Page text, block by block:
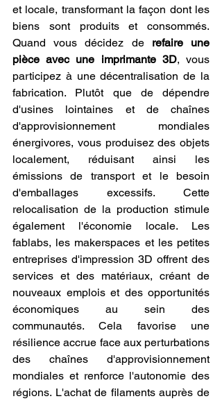
et locale, transformant la façon dont les
biens sont produits et consommés.
Quand vous décidez de refaire une
pièce avec une imprimante 3D, vous
participez à une décentralisation de la
fabrication. Plutôt que de dépendre
d'usines lointaines et de chaînes
d'approvisionnement mondiales
énergivores, vous produisez des objets
localement, réduisant ainsi les
émissions de transport et le besoin
d'emballages excessifs. Cette
relocalisation de la production stimule
également l'économie locale. Les
fablabs, les makerspaces et les petites
entreprises d'impression 3D offrent des
services et des matériaux, créant de
nouveaux emplois et des opportunités
économiques au sein des
communautés. Cela favorise une
résilience accrue face aux perturbations
des chaînes d'approvisionnement
mondiales et renforce l'autonomie des
régions. L'achat de filaments auprès de